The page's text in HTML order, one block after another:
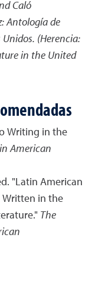
Caló
Antología de
(Herencia:
in the United
Writing in the
American
"Latin American
Written in the
The